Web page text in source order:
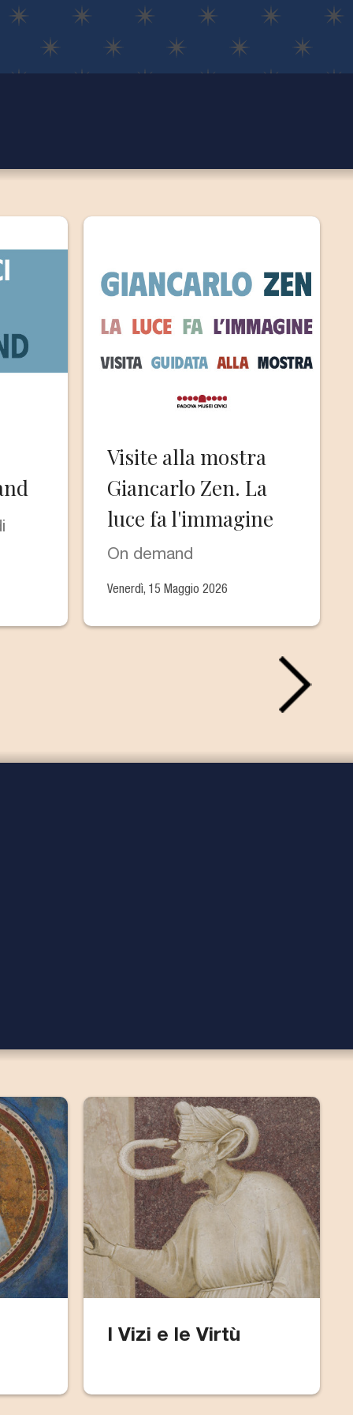
Visite alla mostra
Giancarlo Zen. La
luce fa l'immagine
On demand
Venerdì, 15 Maggio 2026
I Vizi e le Virtù